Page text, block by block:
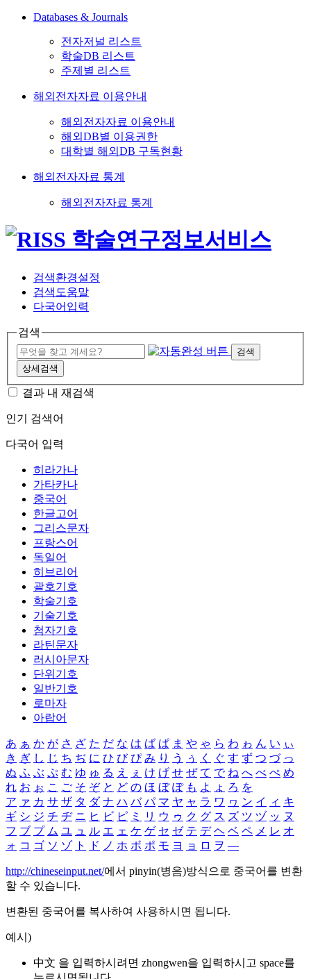
Databases & Journals
전자저널 리스트
학술DB 리스트
주제별 리스트
해외전자자료 이용안내
해외전자자료 이용안내
해외DB별 이용권한
대학별 해외DB 구독현황
해외전자자료 통계
해외전자자료 통계
검색환경설정
검색도움말
다국어입력
검색
검색
상세검색
결과 내 재검색
인기 검색어
다국어 입력
히라가나
가타카나
중국어
한글고어
그리스문자
프랑스어
독일어
히브리어
괄호기호
학술기호
기술기호
첨자기호
라틴문자
러시아문자
단위기호
일반기호
로마자
아랍어
あ ぁ か が さ ざ た だ な は ば ぱ ま や ゃ ら わ ゎ ん い ぃ
き ぎ し じ ち ぢ に ひ び ぴ み り う ぅ く ぐ す ず つ づ っ
ぬ ふ ぶ ぷ む ゆ ゅ る え ぇ け げ せ ぜ て で ね へ べ ぺ め
れ お ぉ こ ご そ ぞ と ど の ほ ぼ ぽ も よ ょ ろ を
ア ァ カ サ ザ タ ダ ナ ハ バ パ マ ヤ ャ ラ ワ ヮ ン イ ィ キ
ギ シ ジ チ ヂ ニ ヒ ビ ピ ミ リ ウ ゥ ク グ ス ズ ツ ヅ ッ ヌ
フ ブ プ ム ユ ュ ル エ ェ ケ ゲ セ ゼ テ デ ヘ ベ ペ メ レ オ
ォ コ ゴ ソ ゾ ト ド ノ ホ ボ ポ モ ヨ ョ ロ ヲ ―
http://chineseinput.net/에서 pinyin(병음)방식으로 중국어를 변환
할 수 있습니다.
변환된 중국어를 복사하여 사용하시면 됩니다.
예시)
中文 을 입력하시려면 zhongwen을 입력하시고 space를